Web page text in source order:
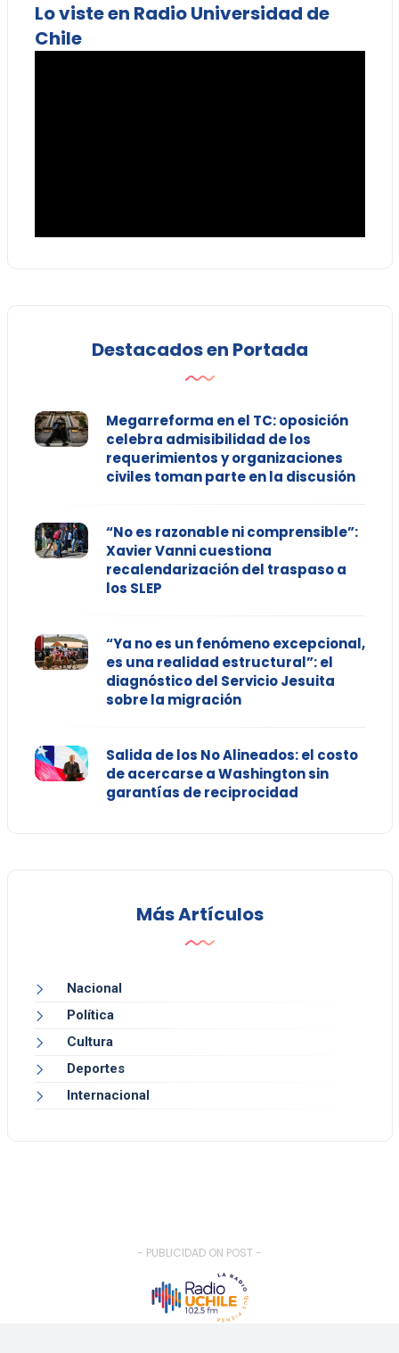
Lo viste en Radio Universidad de
Chile
Destacados en Portada
Megarreforma en el TC: oposición
celebra admisibilidad de los
requerimientos y organizaciones
civiles toman parte en la discusión
“No es razonable ni comprensible”:
Xavier Vanni cuestiona
recalendarización del traspaso a
los SLEP
“Ya no es un fenómeno excepcional,
es una realidad estructural”: el
diagnóstico del Servicio Jesuita
sobre la migración
Salida de los No Alineados: el costo
de acercarse a Washington sin
garantías de reciprocidad
Más Artículos
Nacional
Política
Cultura
Deportes
Internacional
- PUBLICIDAD ON POST -